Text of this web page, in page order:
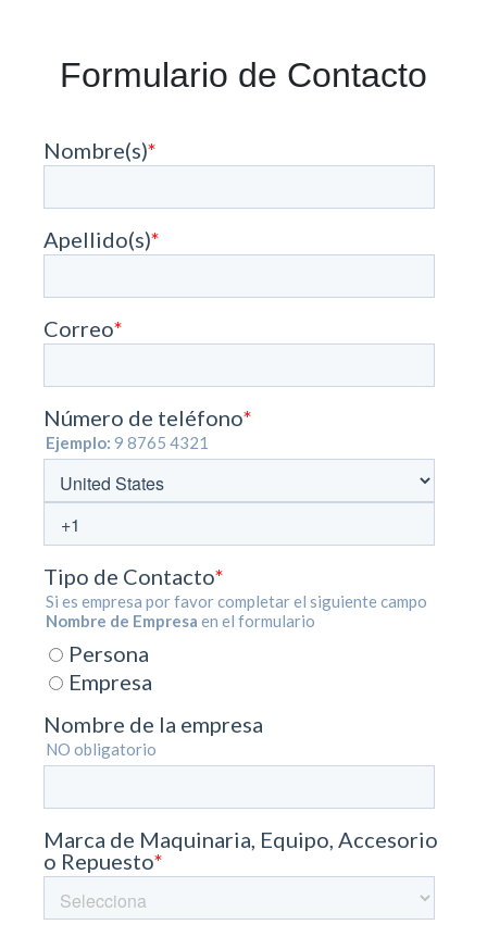
Formulario de Contacto